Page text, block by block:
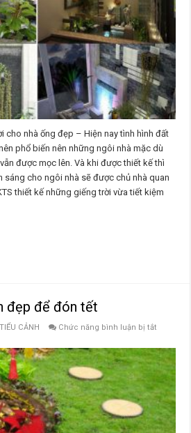
trời
ống
đẹp
cho nhà ống đẹp – Hiện nay tình hình đất
phổ biến nên những ngôi nhà mặc dù
được mọc lên. Và khi được thiết kế thì
sáng cho ngôi nhà sẽ được chủ nhà quan
thiết kế những giếng trời vừa tiết kiệm
đẹp để đón tết
CẢNH Chức năng bình luận bị tắt
tiểu
cảnh
đẹp
để
đón
tết